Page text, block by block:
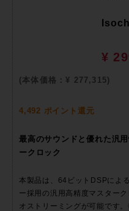
¥
(本体価格：¥ 277,315)
4,492 ポイント還元
最高のサウンドと優れた汎
ークロック
本製品は、64ビットDSPによ
ー採用の汎用高精度マスター
オストリーミングが可能です